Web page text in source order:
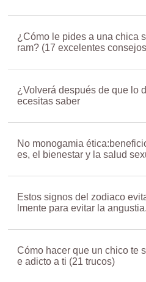
¿Cómo le pides a una chica
ram? (17 excelentes
¿Volverá después de que lo
ecesitas saber
No monogamia
es, el bienestar y la salud
Estos signos del zodiaco
lmente para evitar la angustia.
Cómo hacer que un chico te
e adicto a ti (21 trucos)